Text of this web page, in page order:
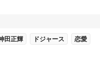
田正輝 ドジャース 恋愛